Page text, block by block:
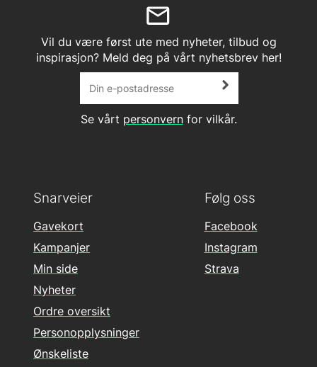
Vil du være først ute med nyheter, tilbud og
inspirasjon? Meld deg på vårt nyhetsbrev her!
Se vårt personvernfor vilkår.
Følg oss
Facebook
Instagram
Strava
Snarveier
Gavekort
Kampanjer
Min side
Nyheter
Ordre oversikt
Personopplysninger
Ønskeliste